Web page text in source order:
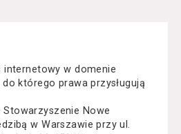
internetowy w domenie
do którego prawa przysługują
Stowarzyszenie Nowe
w Warszawie przy ul.